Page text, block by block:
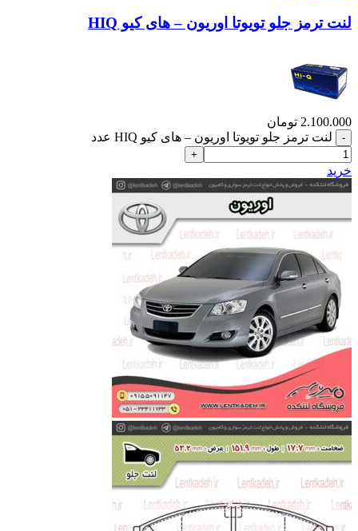
لنت ترمز جلو تویوتا اوریون – های کیو HIQ
2.100.000 تومان
لنت ترمز جلو تویوتا اوریون – های کیو HIQ عدد
خرید